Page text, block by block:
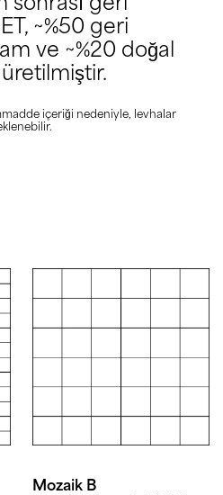
sonrası geri
~%50 geri
ve ~%20 doğal
içeriği nedeniyle, levhalar
Mozaik B